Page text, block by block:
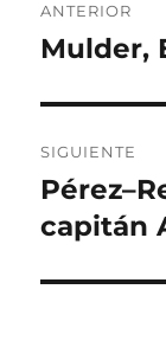
de
ANTERIOR
Entrada
Mulder,
SIGUIENTE
Entrada
siguiente:
capitán